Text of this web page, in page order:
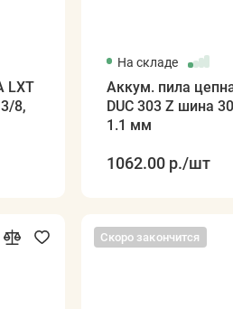
LXT
8,
На складе
Аккум. пила
DUC 303 Z шина
1.1 мм
1062.00 р./шт
Скоро закончится